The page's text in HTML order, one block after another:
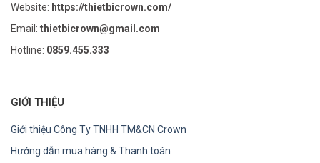
Website: https://thietbicrown.com/
Email: thietbicrown@gmail.com
Hotline: 0859.455.333
GIỚI THIỆU
Giới thiệu Công Ty TNHH TM&CN Crown
Hướng dẫn mua hàng & Thanh toán